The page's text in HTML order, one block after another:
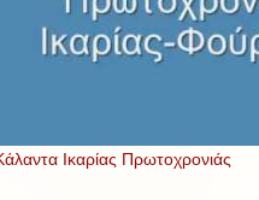
Ικαρίας Πρωτοχρονιάς